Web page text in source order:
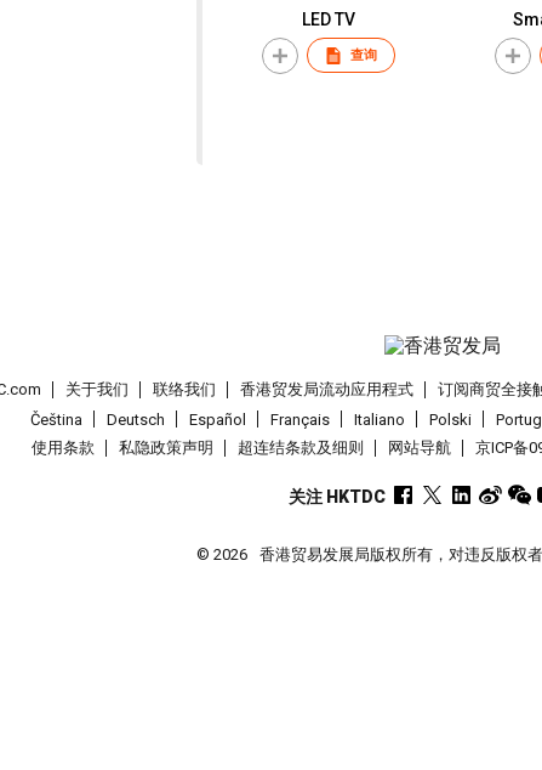
LED TV
查询
关于我们 联络我们 香港贸发局流动应用程式 订阅商贸全接
Čeština
Deutsch Español Français Italiano Polski
使用条款
私隐政策声明 超连结条款及细则 网站导航 京ICP备
关注 HKTDC
© 2026 香港贸易发展局版权所有，对违反版权